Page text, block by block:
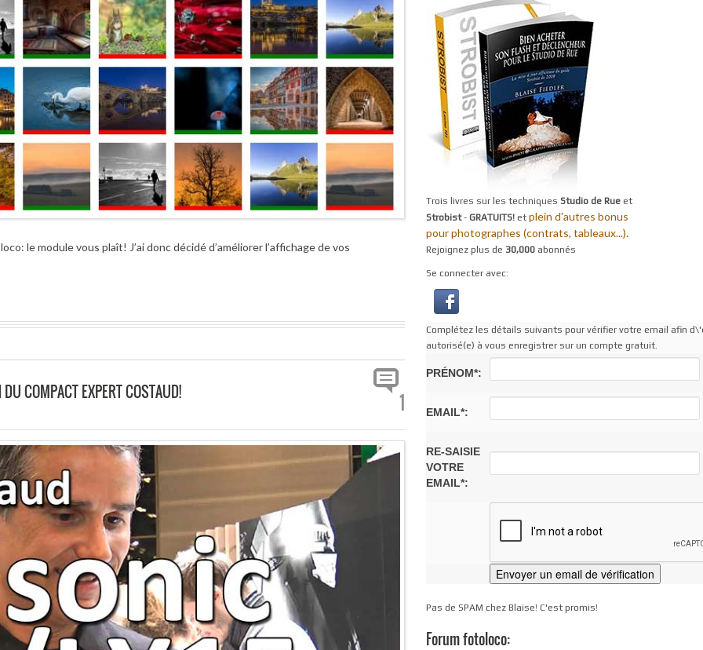
le module vous plaît! J’ai donc décidé d’améliorer l’affichage de vos
COMPACT EXPERT COSTAUD! 1
Trois livres sur les techniques Studio de Rueet
Strobist- GRATUITS! et plein d'autres bonus
pour photographes (contrats, tableaux...).
Rejoignez plus de 30,000abonnés
Se connecter avec:
Complétez les détails suivants pour vérifier votre email afin
autorisé(e) à vous enregistrer sur un compte gratuit.
PRÉNOM*:
EMAIL*:
RE-SAISIE
VOTRE
EMAIL*:
Pas de SPAM chez Blaise! C'est promis!
Forum fotoloco: